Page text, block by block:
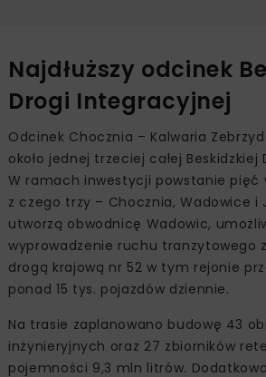
Najdłuższy odcinek
Drogi Integracyjnej
Odcinek Chocznia – Kalwaria
około jednej trzeciej całej
W ramach inwestycji powstanie pięć
z czego trzy – Chocznia, Wadowice i
utworzą obwodnicę Wadowic,
wyprowadzenie ruchu tranzytowego
drogą krajową nr 52 w tym rejonie
ponad 15 tys. pojazdów dziennie.
Na trasie zaplanowano budowę 43
inżynieryjnych oraz 27 zbiorników
pojemności 9,3 mln litrów.